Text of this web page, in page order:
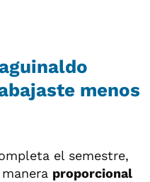
menos
el semestre,
proporcional